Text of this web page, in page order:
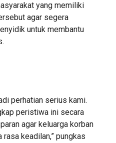
yang memiliki
agar segera
untuk membantu
perhatian serius kami.
peristiwa ini secara
agar keluarga korban
keadilan,” pungkas